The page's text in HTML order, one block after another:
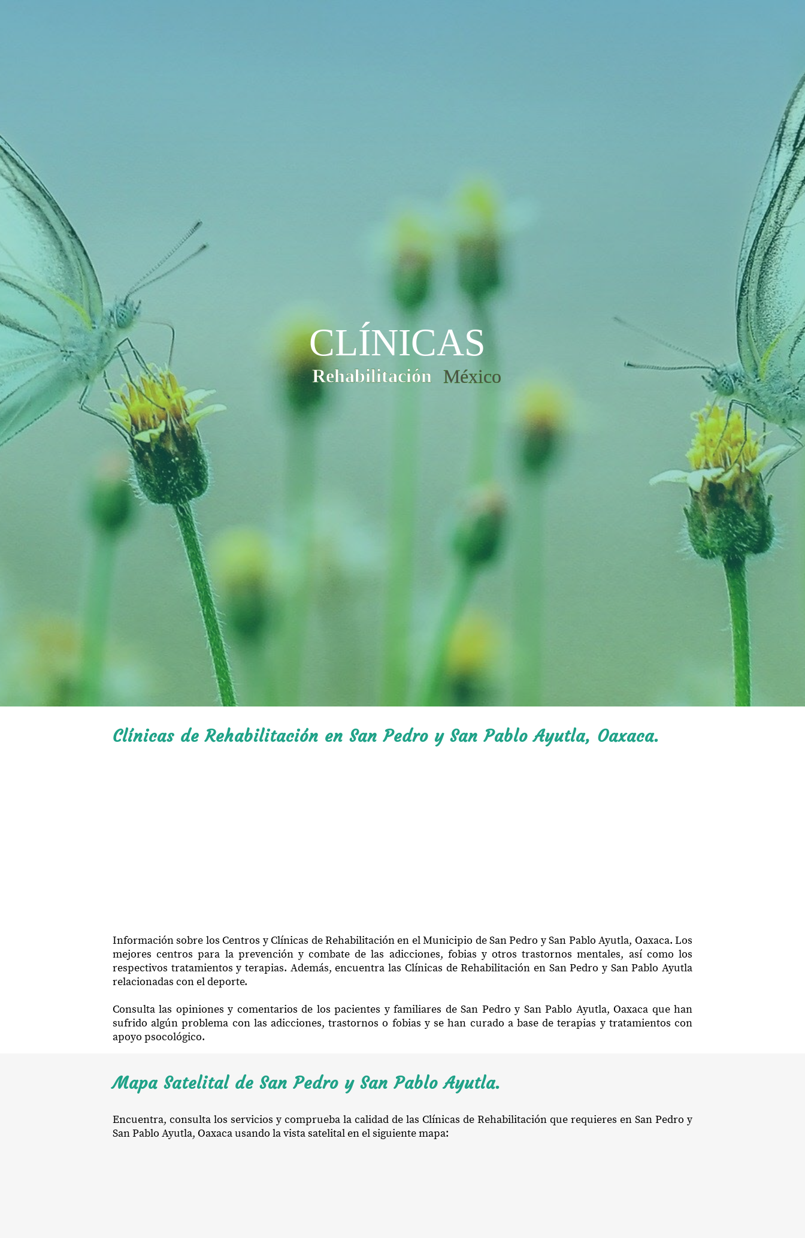
Clínicas de Rehabilitación en San Pedro y San Pablo Ayutla, Oaxaca.
Información sobre los Centros y Clínicas de Rehabilitación en el Municipio de San Pedro y San Pablo Ayutla, Oaxaca. Los
mejores centros para la prevención y combate de las adicciones, fobias y otros trastornos mentales, así como los
respectivos tratamientos y terapias. Además, encuentra las Clínicas de Rehabilitación en San Pedro y San Pablo Ayutla
relacionadas con el deporte.
Consulta las opiniones y comentarios de los pacientes y familiares de San Pedro y San Pablo Ayutla, Oaxaca que han
sufrido algún problema con las adicciones, trastornos o fobias y se han curado a base de terapias y tratamientos con
apoyo psocológico.
Mapa Satelital de San Pedro y San Pablo Ayutla.
Encuentra, consulta los servicios y comprueba la calidad de las Clínicas de Rehabilitación que requieres en San Pedro y
San Pablo Ayutla, Oaxaca usando la vista satelital en el siguiente mapa: